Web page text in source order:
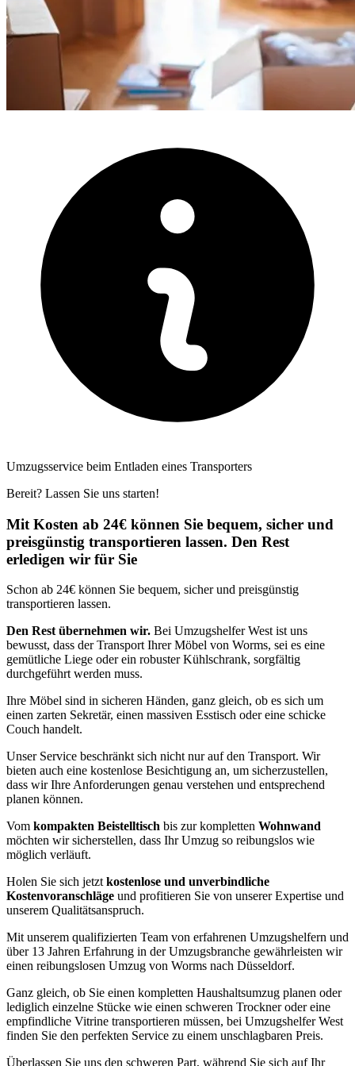
Umzugsservice beim Entladen eines Transporters
Bereit? Lassen Sie uns starten!
Mit Kosten ab 24€ können Sie bequem, sicher und
preisgünstig transportieren lassen. Den Rest
erledigen wir für Sie
Schon ab 24€ können Sie bequem, sicher und preisgünstig
transportieren lassen.
Den Rest übernehmen wir. Bei Umzugshelfer West ist uns
bewusst, dass der Transport Ihrer Möbel von Worms, sei es eine
gemütliche Liege oder ein robuster Kühlschrank, sorgfältig
durchgeführt werden muss.
Ihre Möbel sind in sicheren Händen, ganz gleich, ob es sich um
einen zarten Sekretär, einen massiven Esstisch oder eine schicke
Couch handelt.
Unser Service beschränkt sich nicht nur auf den Transport. Wir
bieten auch eine kostenlose Besichtigung an, um sicherzustellen,
dass wir Ihre Anforderungen genau verstehen und entsprechend
planen können.
Vom kompakten Beistelltisch bis zur kompletten Wohnwand
möchten wir sicherstellen, dass Ihr Umzug so reibungslos wie
möglich verläuft.
Holen Sie sich jetzt kostenlose und unverbindliche
Kostenvoranschläge und profitieren Sie von unserer Expertise und
unserem Qualitätsanspruch.
Mit unserem qualifizierten Team von erfahrenen Umzugshelfern und
über 13 Jahren Erfahrung in der Umzugsbranche gewährleisten wir
einen reibungslosen Umzug von Worms nach Düsseldorf.
Ganz gleich, ob Sie einen kompletten Haushaltsumzug planen oder
lediglich einzelne Stücke wie einen schweren Trockner oder eine
empfindliche Vitrine transportieren müssen, bei Umzugshelfer West
finden Sie den perfekten Service zu einem unschlagbaren Preis.
Überlassen Sie uns den schweren Part, während Sie sich auf Ihr